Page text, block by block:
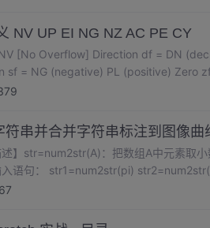
NV UP EI NG NZ AC PE CY
[No Overflow] Direction df = DN
sf = NG (negative) PL (positive) Zero
符串并合并字符串标注到图像曲
： str1 =3.1416 str2
016 2.字符串合并 strcat(str1,str2,….,s...